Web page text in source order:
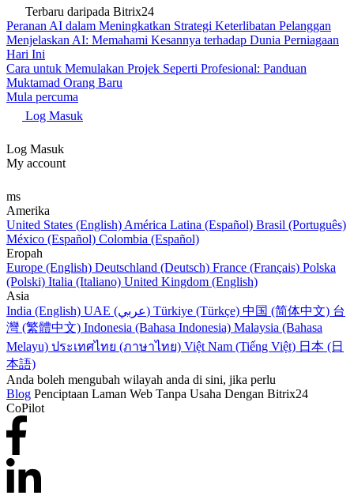
Terbaru daripada Bitrix24
Peranan AI dalam Meningkatkan Strategi Keterlibatan Pelanggan
Menjelaskan AI: Memahami Kesannya terhadap Dunia Perniagaan
Hari Ini
Cara untuk Memulakan Projek Seperti Profesional: Panduan
Muktamad Orang Baru
Mula percuma
Log Masuk
Log Masuk
My account
ms
Amerika
United States (English) América Latina (Español) Brasil (Português)
México (Español) Colombia (Español)
Eropah
Europe (English) Deutschland (Deutsch) France (Français) Polska
(Polski) Italia (Italiano) United Kingdom (English)
Asia
India (English)
UAE (عربي) Türkiye (Türkçe) 中国 (简体中文) 台
灣 (繁體中文) Indonesia (Bahasa Indonesia) Malaysia (Bahasa
Melayu) ประเทศไทย (ภาษาไทย) Việt Nam (Tiếng Việt) 日本 (日
本語)
Anda boleh mengubah wilayah anda di sini, jika perlu
Blog Penciptaan Laman Web Tanpa Usaha Dengan Bitrix24
CoPilot